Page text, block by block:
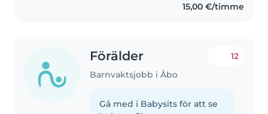
15,00 €/timme
Förälder
Barnvaktsjobb i Åbo
12
Gå med i Babysits för att se